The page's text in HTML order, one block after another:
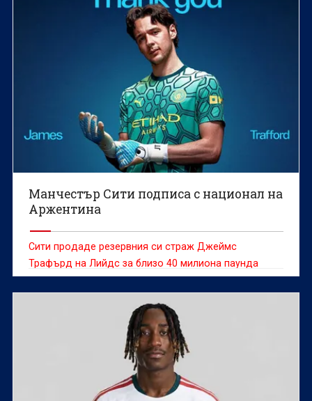
Манчестър Сити подписа с национал на
Аржентина
Сити продаде резервния си страж Джеймс
Трафърд на Лийдс за близо 40 милиона паунда